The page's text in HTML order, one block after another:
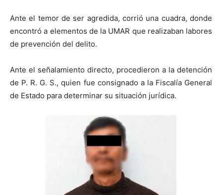
Ante el temor de ser agredida, corrió una cuadra, donde
encontró a elementos de la UMAR que realizaban labores
de prevención del delito.
Ante el señalamiento directo, procedieron a la detención
de P. R. G. S., quien fue consignado a la Fiscalía General
de Estado para determinar su situación jurídica.